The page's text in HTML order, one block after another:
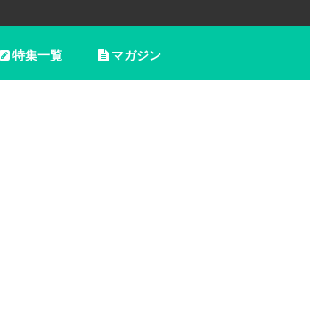
マガジン
特集一覧